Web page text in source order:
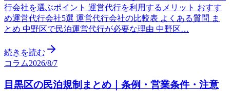
行会社を選ぶポイント 運営代行を利用するメリット おすす
め運営代行会社5選 運営代行会社の比較表 よくある質問 ま
とめ 中野区で民泊運営代行が必要な理由 中野区…
続きを読む
コラム2026/8/7
目黒区の民泊規制まとめ｜条例・営業条件・注意